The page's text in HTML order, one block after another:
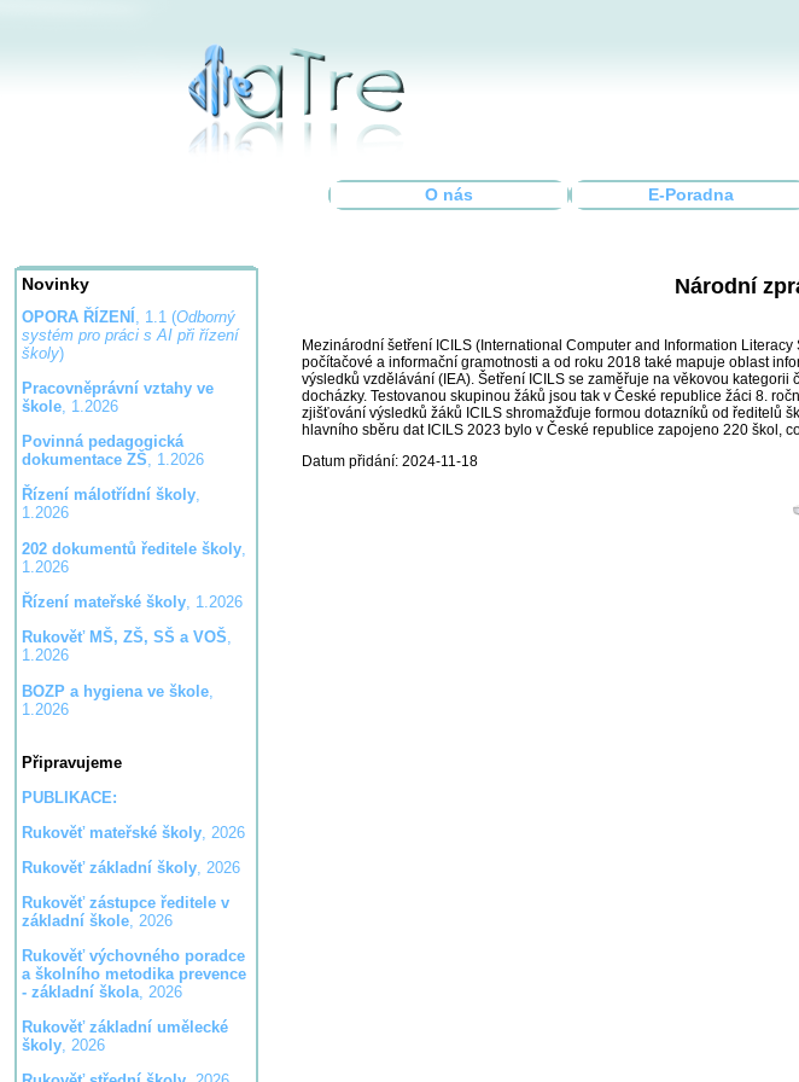
O nás E-Poradna
Novinky
OPORA ŘÍZENÍ , 1.1 (Odborný
systém pro práci s AI při řízení
školy)
Pracovněprávní vztahy ve
škole, 1.2026
Povinná pedagogická
dokumentace ZŠ, 1.2026
Řízení málotřídní školy,
1.2026
202 dokumentů ředitele školy,
1.2026
Řízení mateřské školy, 1.2026
Rukověť MŠ, ZŠ, SŠ a VOŠ,
1.2026
BOZP a hygiena ve škole,
1.2026
Připravujeme
PUBLIKACE:
Rukověť mateřské školy, 2026
Rukověť základní školy, 2026
Rukověť zástupce ředitele v
základní škole, 2026
Rukověť výchovného poradce
a školního metodika prevence
- základní škola, 2026
Rukověť základní umělecké
školy, 2026
Národní
Mezinárodní šetření ICILS (International Computer and Information
počítačové a informační gramotnosti a od roku 2018 také mapuje oblast
výsledků vzdělávání (IEA). Šetření ICILS se zaměřuje na věkovou
docházky. Testovanou skupinou žáků jsou tak v České republice žáci 8.
zjišťování výsledků žáků ICILS shromažďuje formou dotazníků od ředitelů
hlavního sběru dat ICILS 2023 bylo v České republice zapojeno 220 škol,
Datum přidání: 2024-11-18